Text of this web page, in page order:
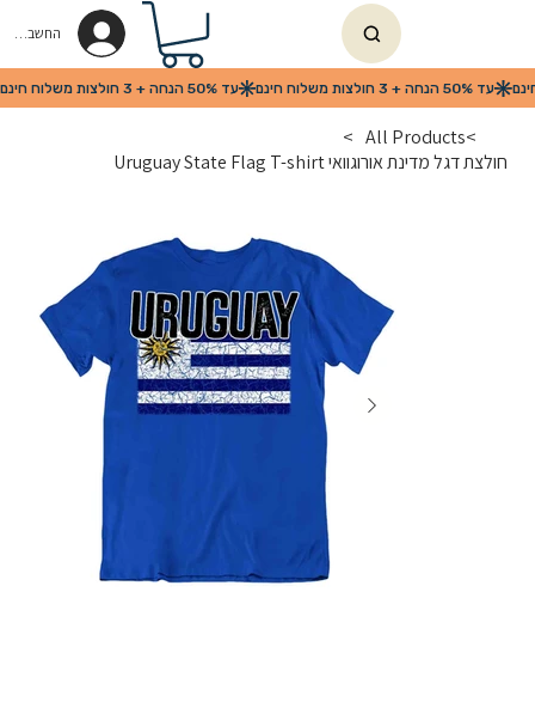
החשבון שלי
>
All Products
>
חולצת דגל מדינת אורוגוואי Uruguay State Flag T-shirt